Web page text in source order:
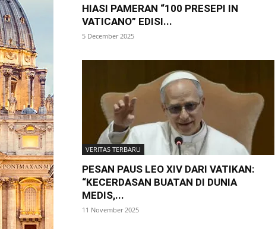
HIASI PAMERAN “100 PRESEPI IN
VATICANO” EDISI...
5 December 2025
VERITAS TERBARU
PESAN PAUS LEO XIV DARI VATIKAN:
“KECERDASAN BUATAN DI DUNIA
MEDIS,...
11 November 2025